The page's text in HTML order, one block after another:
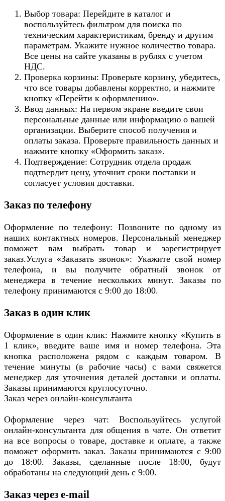
Выбор товара: Перейдите в каталог и
воспользуйтесь фильтром для поиска по
техническим характеристикам, бренду и другим
параметрам. Укажите нужное количество товара.
Все цены на сайте указаны в рублях с учетом
НДС.
Проверка корзины: Проверьте корзину, убедитесь,
что все товары добавлены корректно, и нажмите
кнопку «Перейти к оформлению».
Ввод данных: На первом экране введите свои
персональные данные или информацию о вашей
организации. Выберите способ получения и
оплаты заказа. Проверьте правильность данных и
нажмите кнопку «Оформить заказ».
Подтверждение: Сотрудник отдела продаж
подтвердит цену, уточнит сроки поставки и
согласует условия доставки.
Заказ по телефону
Оформление по телефону: Позвоните по одному из
наших контактных номеров. Персональный менеджер
поможет вам выбрать товар и зарегистрирует
заказ.Услуга «Заказать звонок»: Укажите свой номер
телефона, и вы получите обратный звонок от
менеджера в течение нескольких минут. Заказы по
телефону принимаются с 9:00 до 18:00.
Заказ в один клик
Оформление в один клик: Нажмите кнопку «Купить в
1 клик», введите ваше имя и номер телефона. Эта
кнопка расположена рядом с каждым товаром. В
течение минуты (в рабочие часы) с вами свяжется
менеджер для уточнения деталей доставки и оплаты.
Заказы принимаются круглосуточно.
Заказ через онлайн-консультанта
Оформление через чат: Воспользуйтесь услугой
онлайн-консультанта для общения в чате. Он ответит
на все вопросы о товаре, доставке и оплате, а также
поможет оформить заказ. Заказы принимаются с 9:00
до 18:00. Заказы, сделанные после 18:00, будут
обработаны на следующий день с 9:00.
Заказ через e-mail